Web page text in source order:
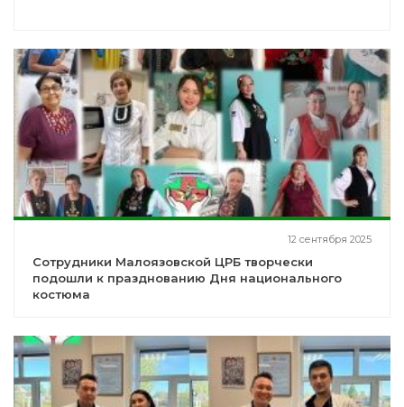
12 сентября 2025
Сотрудники Малоязовской ЦРБ творчески
подошли к празднованию Дня национального
костюма